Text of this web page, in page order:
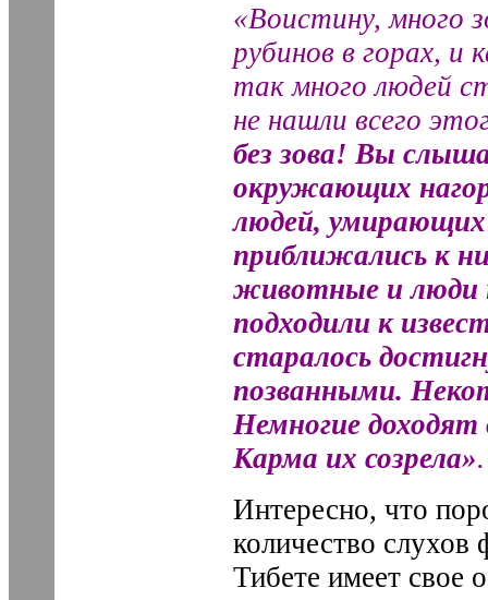
«Воистину, много
рубинов в горах,
так много людей
не нашли всего
без зова! Вы
окружающих
людей, умирающих
приближались к
животные и люди
подходили к
старалось
позванными.
Немногие
Карма их созрела»
Интересно, что
количество слухов
Тибете имеет свое